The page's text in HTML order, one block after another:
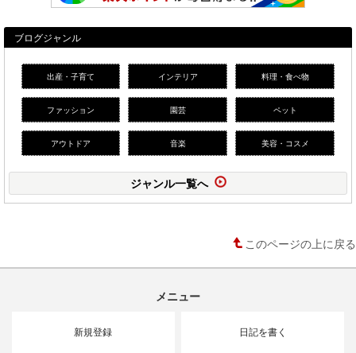
ブログジャンル
出産・子育て インテリア 料理・食べ物
ファッション 園芸 ペット
アウトドア 音楽 美容・コスメ
ジャンル一覧へ
このページの上に戻る
メニュー
新規登録 日記を書く